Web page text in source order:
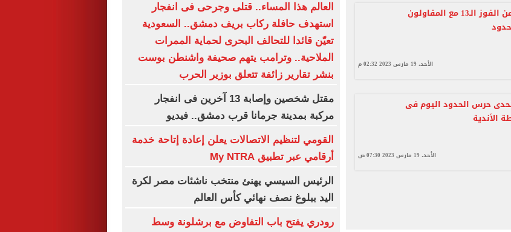
شوقى غريب يبحث عن الفوز الـ13 مع المقاولون
الأحد، 19 مارس 2023 02:32 م
حرس الحدود اليوم فى
الأحد، 19 مارس 2023 07:30 ص
العالم هذا المساء.. قتلى وجرحى فى انفجار
استهدف حافلة ركاب بريف دمشق.. السعودية
تعيّن قائدا للتحالف البحرى لحماية الممرات
الملاحية.. وترامب يتهم صحيفة واشنطن بوست
بنشر تقارير زائفة تتعلق بوزير الحرب
مقتل شخصين وإصابة 13 آخرين فى انفجار
مركبة بمدينة جرمانا قرب دمشق.. فيديو
القومي لتنظيم الاتصالات يعلن إعادة إتاحة خدمة
أرقامي عبر تطبيق My NTRA
الرئيس السيسي يهنئ منتخب ناشئات مصر لكرة
اليد ببلوغ نصف نهائي كأس العالم
رودري يفتح باب التفاوض مع برشلونة وسط